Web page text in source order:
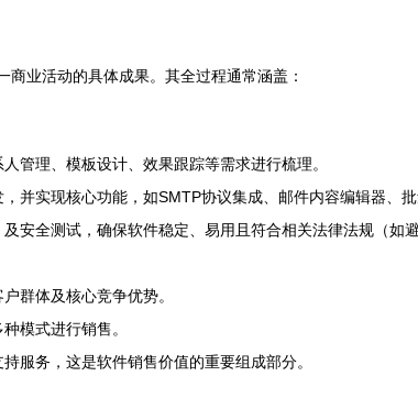
商业活动的具体成果。其全过程通常涵盖：
管理、模板设计、效果跟踪等需求进行梳理。
并实现核心功能，如SMTP协议集成、邮件内容编辑器、
安全测试，确保软件稳定、易用且符合相关法律法规（如
群体及核心竞争优势。
模式进行销售。
服务，这是软件销售价值的重要组成部分。